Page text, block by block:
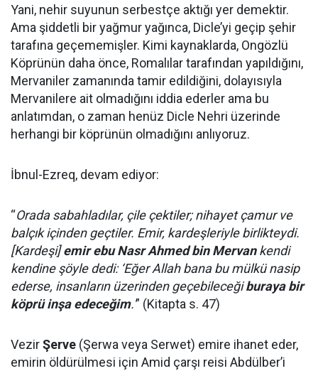
Yani, nehir suyunun serbestçe aktığı yer demektir.
Ama şiddetli bir yağmur yağınca, Dicle’yi geçip şehir
tarafına geçememişler. Kimi kaynaklarda, Ongözlü
Köprünün daha önce, Romalılar tarafından yapıldığını,
Mervaniler zamanında tamir edildiğini, dolayısıyla
Mervanilere ait olmadığını iddia ederler ama bu
anlatımdan, o zaman henüz Dicle Nehri üzerinde
herhangi bir köprünün olmadığını anlıyoruz.
İbnul-Ezreq, devam ediyor:
“Orada sabahladılar, çile çektiler; nihayet çamur ve
balçık içinden geçtiler. Emir, kardeşleriyle birlikteydi.
[Kardeşi]emir ebu Nasr Ahmed bin Mervankendi
kendine şöyle dedi: ‘Eğer Allah bana bu mülkü nasip
ederse, insanların üzerinden geçebileceğiburaya bir
köprü inşa edeceğim.'” (Kitapta s. 47)
VezirŞerve (Şerwa veya Serwet) emire ihanet eder,
emirin öldürülmesi için Amid çarşı reisi Abdülber’i